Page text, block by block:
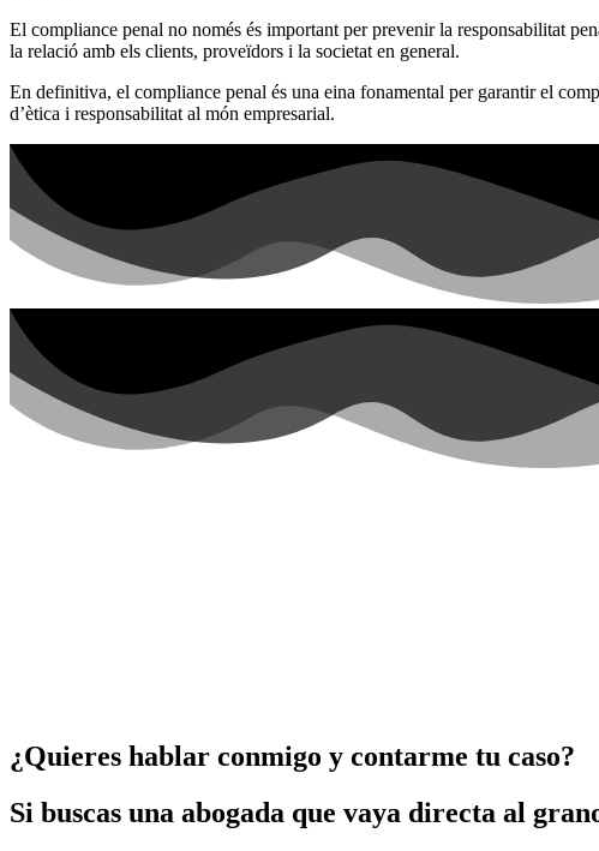
El compliance penal no només és important per prevenir la responsabilitat
la relació amb els clients, proveïdors i la societat en general.
En definitiva, el compliance penal és una eina fonamental per garantir el
d’ètica i responsabilitat al món empresarial.
¿Quieres hablar conmigo y contarme tu caso?
Si buscas una abogada que vaya directa al